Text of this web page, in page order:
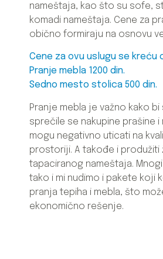
nameštaja, kao što su sofe,
komadi nameštaja. Cene za
obično formiraju na osnovu
Cene za ovu uslugu se kreću
Pranje mebla 1200 din.
Sedno mesto stolica 500 din.
Pranje mebla je važno kako
sprečile se nakupine prašine
mogu negativno uticati na
prostoriji. A takođe i produžiti
tapaciranog nameštaja.
tako i mi nudimo i pakete koji
pranja tepiha i mebla, što
ekonomično rešenje.